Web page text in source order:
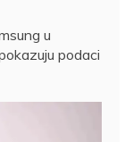
u
podaci